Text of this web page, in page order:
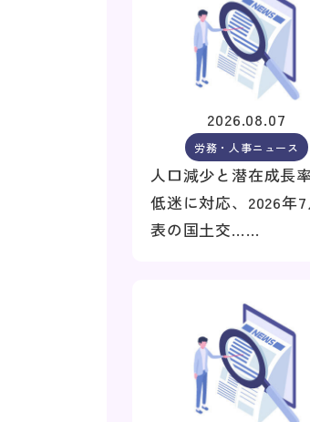
2026.08.07
労務・人事ニュース
人口減少と潜在成長
低迷に対応、2026年
表の国土交……